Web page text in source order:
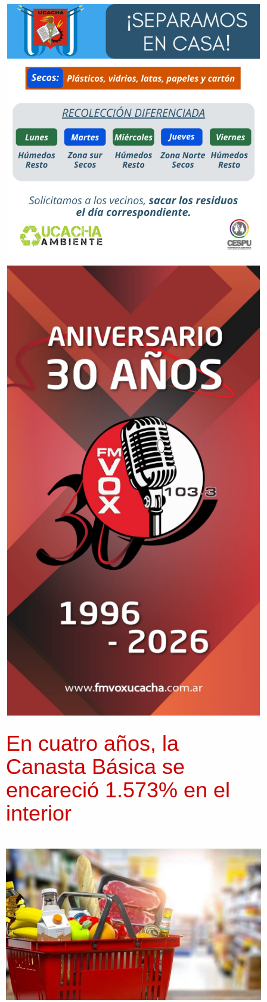
En cuatro años, la
Canasta Básica se
encareció 1.573% en el
interior